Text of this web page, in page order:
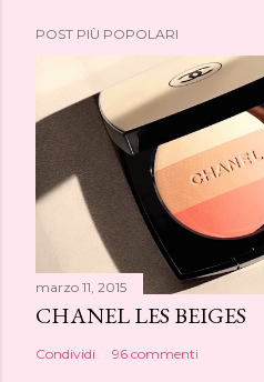
POST PIÙ POPOLARI
marzo 11, 2015
CHANEL LES BEIGES
Condividi 96 commenti